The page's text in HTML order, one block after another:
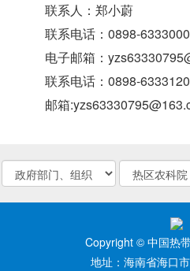
联系人：郑小蔚
联系电话：0898-
电子邮箱：
联系电话：0898-
邮箱
Copyright © 中国热
地址：海南省海口